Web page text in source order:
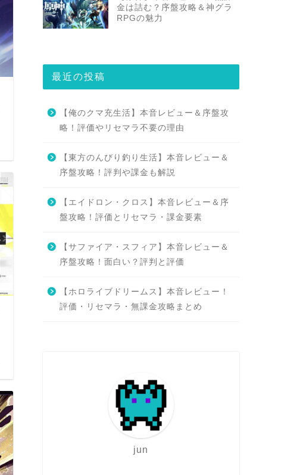
金は詰む？序盤攻略＆神グラ
RPGの魅力
最近の投稿
【俺のクマ充生活】本音レビュー＆序盤攻
略！評価やリセマラ不要の理由
【東方のんびり釣り生活】本音レビュー＆
序盤攻略！評判や課金も解説
【エイドロン・クロス】本音レビュー＆序
盤攻略！評価とリセマラ・課金要素
【サファイア・スフィア】本音レビュー＆
序盤攻略！面白い？評判と評価
【ホロライブドリームス】本音レビュー！
評価・リセマラ・無課金攻略まとめ
jun